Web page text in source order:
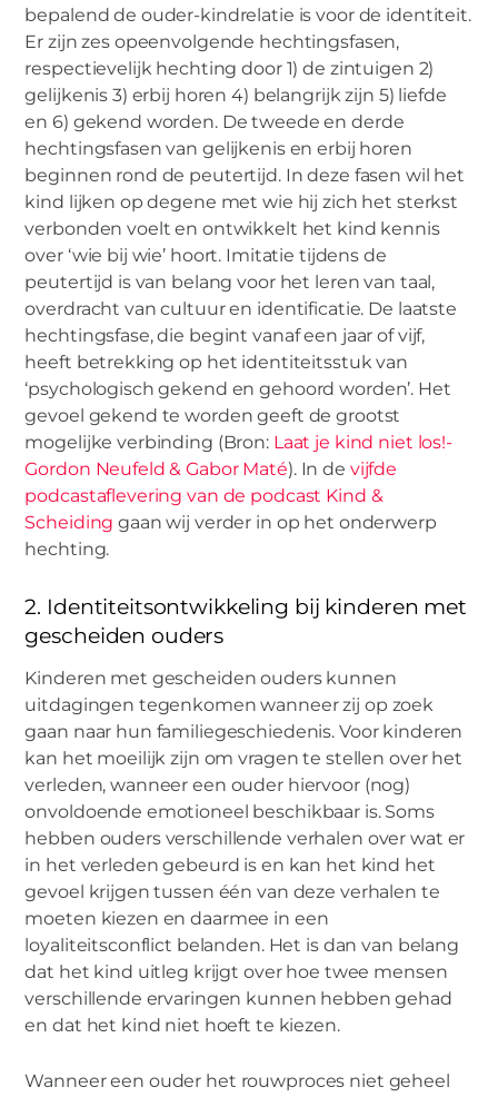
bepalend de ouder-kindrelatie is voor de identiteit.
Er zijn zes opeenvolgende hechtingsfasen,
respectievelijk hechting door 1) de zintuigen 2)
gelijkenis 3) erbij horen 4) belangrijk zijn 5) liefde
en 6) gekend worden. De tweede en derde
hechtingsfasen van gelijkenis en erbij horen
beginnen rond de peutertijd. In deze fasen wil het
kind lijken op degene met wie hij zich het sterkst
verbonden voelt en ontwikkelt het kind kennis
over ‘wie bij wie’ hoort. Imitatie tijdens de
peutertijd is van belang voor het leren van taal,
overdracht van cultuur en identificatie. De laatste
hechtingsfase, die begint vanaf een jaar of vijf,
heeft betrekking op het identiteitsstuk van
‘psychologisch gekend en gehoord worden’. Het
gevoel gekend te worden geeft de grootst
mogelijke verbinding (Bron: Laat je kind niet los!-
Gordon Neufeld & Gabor Maté). In de vijfde
podcastaflevering van de podcast Kind &
Scheiding gaan wij verder in op het onderwerp
hechting.
2. Identiteitsontwikkeling bij kinderen met
gescheiden ouders
Kinderen met gescheiden ouders kunnen
uitdagingen tegenkomen wanneer zij op zoek
gaan naar hun familiegeschiedenis. Voor kinderen
kan het moeilijk zijn om vragen te stellen over het
verleden, wanneer een ouder hiervoor (nog)
onvoldoende emotioneel beschikbaar is. Soms
hebben ouders verschillende verhalen over wat er
in het verleden gebeurd is en kan het kind het
gevoel krijgen tussen één van deze verhalen te
moeten kiezen en daarmee in een
loyaliteitsconflict belanden. Het is dan van belang
dat het kind uitleg krijgt over hoe twee mensen
verschillende ervaringen kunnen hebben gehad
en dat het kind niet hoeft te kiezen.
Wanneer een ouder het rouwproces niet geheel